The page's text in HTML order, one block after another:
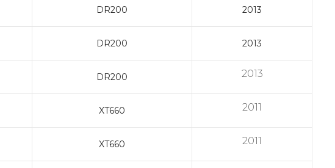
DR200 2013
DR200 2013
DR200 2013
XT660 2011
XT660 2011